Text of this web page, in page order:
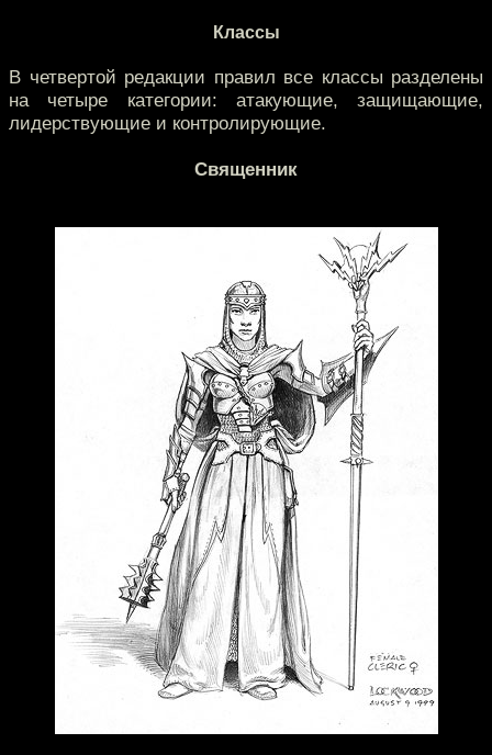
Классы
В четвертой редакции правил все классы разделены
на четыре категории: атакующие, защищающие,
лидерствующие и контролирующие.
Священник